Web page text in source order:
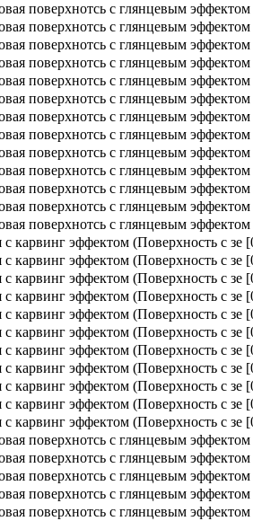
поверхнотсь с глянцевым эффектом
поверхнотсь с глянцевым эффектом
поверхнотсь с глянцевым эффектом
поверхнотсь с глянцевым эффектом
поверхнотсь с глянцевым эффектом
поверхнотсь с глянцевым эффектом
поверхнотсь с глянцевым эффектом
поверхнотсь с глянцевым эффектом
поверхнотсь с глянцевым эффектом
поверхнотсь с глянцевым эффектом
поверхнотсь с глянцевым эффектом
поверхнотсь с глянцевым эффектом
поверхнотсь с глянцевым эффектом
карвинг эффектом (Поверхность с зе
карвинг эффектом (Поверхность с зе
карвинг эффектом (Поверхность с зе
карвинг эффектом (Поверхность с зе
карвинг эффектом (Поверхность с зе
карвинг эффектом (Поверхность с зе
карвинг эффектом (Поверхность с зе
карвинг эффектом (Поверхность с зе
карвинг эффектом (Поверхность с зе
карвинг эффектом (Поверхность с зе
карвинг эффектом (Поверхность с зе
поверхнотсь с глянцевым эффектом
поверхнотсь с глянцевым эффектом
поверхнотсь с глянцевым эффектом
поверхнотсь с глянцевым эффектом
поверхнотсь с глянцевым эффектом